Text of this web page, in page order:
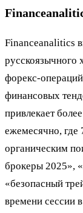
Financeanalitics
русскоязычного
форекс-
финансовых
привлекает
ежемесячно, где
органическим
брокеры 2025»,
«безопасный
времени сессии